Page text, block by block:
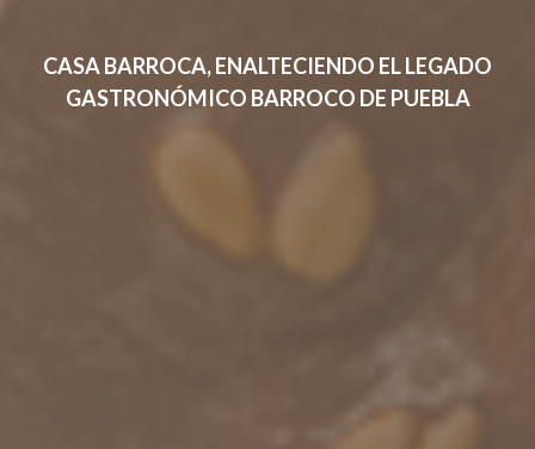
CASABARROCA,ENALTECIENDO ELLEGADO
GASTRONÓMICO BARROCO DE PUEBLA